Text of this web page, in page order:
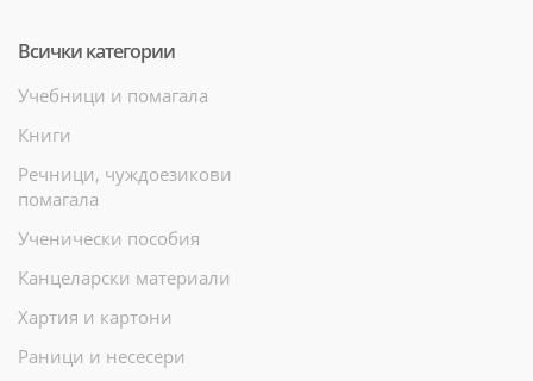
Всички категории
Учебници и помагала
Книги
Речници, чуждоезикови
помагала
Ученически пособия
Канцеларски материали
Хартия и картони
Раници и несесери